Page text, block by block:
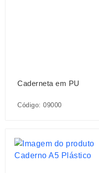
Caderneta em PU
Código: 09000